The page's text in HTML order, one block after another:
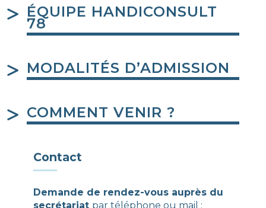
ÉQUIPE HANDICONSULT
78
MODALITÉS D’ADMISSION
COMMENT VENIR ?
Contact
Demande de rendez-vous auprès du
secrétariat par téléphone ou mail :